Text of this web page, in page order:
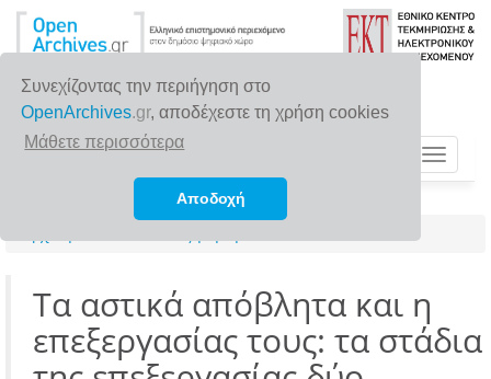
Συνεχίζοντας την περιήγηση στο
OpenArchives.gr, αποδέχεστε τη χρήση cookies
Μάθετε περισσότερα
Αποδοχή
Toggle
Τα αστικά απόβλητα και η
επεξεργασίας τους: τα στάδια